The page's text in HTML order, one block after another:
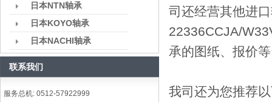
日本NTN轴承
日本KOYO轴承
日本NACHI轴承
联系我们
服务总机: 0512-57922999
司还经营其他进
22336CCJA/
承的图纸、报价
我司还为您推荐